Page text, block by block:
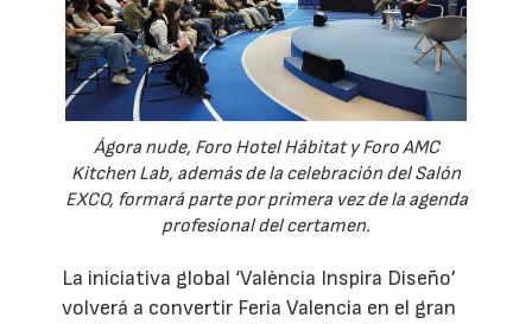
Ágora nude, Foro Hotel Hábitat y Foro AMC
Kitchen Lab, además de la celebración del Salón
EXCO, formará parte por primera vez de la agenda
profesional del certamen.
La iniciativa global ‘València Inspira Diseño’
volverá a convertir Feria Valencia en el gran